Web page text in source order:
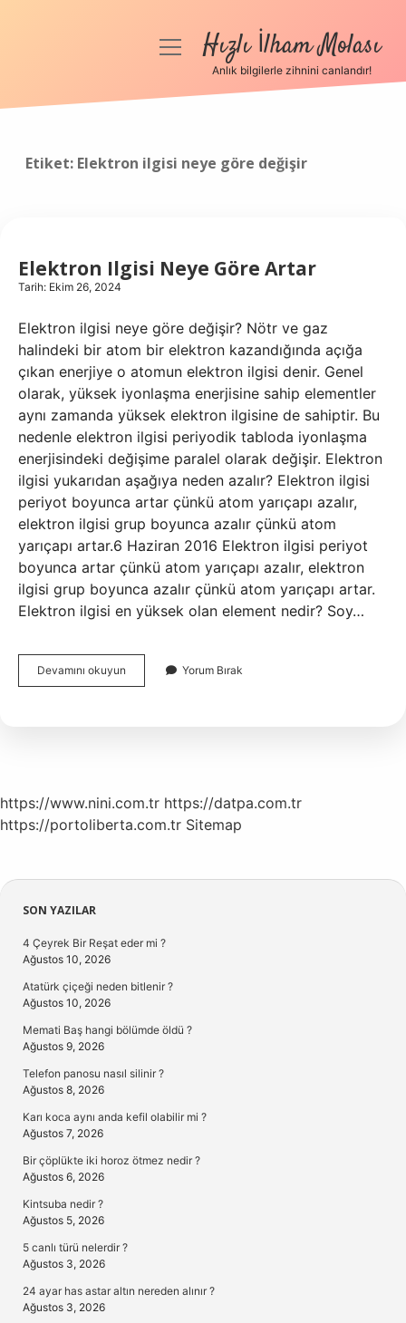
Anasayfa
menüyüHızlı İlham Molası
Anlık bilgilerle zihnini canlandır!
Etiket: Elektron ilgisi neye göre değişir
Elektron Ilgisi Neye Göre Artar
Tarih: Ekim 26, 2024
Elektron ilgisi neye göre değişir? Nötr ve gaz
halindeki bir atom bir elektron kazandığında açığa
çıkan enerjiye o atomun elektron ilgisi denir. Genel
olarak, yüksek iyonlaşma enerjisine sahip elementler
aynı zamanda yüksek elektron ilgisine de sahiptir. Bu
nedenle elektron ilgisi periyodik tabloda iyonlaşma
enerjisindeki değişime paralel olarak değişir. Elektron
ilgisi yukarıdan aşağıya neden azalır? Elektron ilgisi
periyot boyunca artar çünkü atom yarıçapı azalır,
elektron ilgisi grup boyunca azalır çünkü atom
yarıçapı artar.6 Haziran 2016 Elektron ilgisi periyot
boyunca artar çünkü atom yarıçapı azalır, elektron
ilgisi grup boyunca azalır çünkü atom yarıçapı artar.
Elektron ilgisi en yüksek olan element nedir? Soy…
Devamını okuyun Elektron
Ilgisi
Yorum Bırak
https://www.nini.com.tr https://datpa.com.tr
https://portoliberta.com.tr Sitemap
Sidebar
SON YAZILAR
4 Çeyrek Bir Reşat eder mi ?
Ağustos 10, 2026
Atatürk çiçeği neden bitlenir ?
Ağustos 10, 2026
Memati Baş hangi bölümde öldü ?
Ağustos 9, 2026
Telefon panosu nasıl silinir ?
Ağustos 8, 2026
Karı koca aynı anda kefil olabilir mi ?
Ağustos 7, 2026
Bir çöplükte iki horoz ötmez nedir ?
Ağustos 6, 2026
Kintsuba nedir ?
Ağustos 5, 2026
5 canlı türü nelerdir ?
Ağustos 3, 2026
24 ayar has astar altın nereden alınır ?
Ağustos 3, 2026